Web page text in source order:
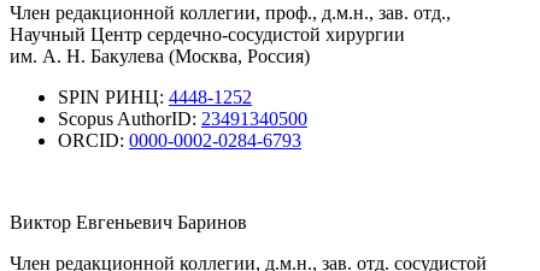
Член редакционной коллегии, проф., д.м.н., зав. отд.,
Научный Центр сердечно-сосудистой хирургии
им. А. Н. Бакулева (Москва, Россия)
SPIN РИНЦ: 4448-1252
Scopus AuthorID: 23491340500
ORCID: 0000-0002-0284-6793
Виктор Евгеньевич Баринов
Член редакционной коллегии, д.м.н., зав. отд. сосудистой